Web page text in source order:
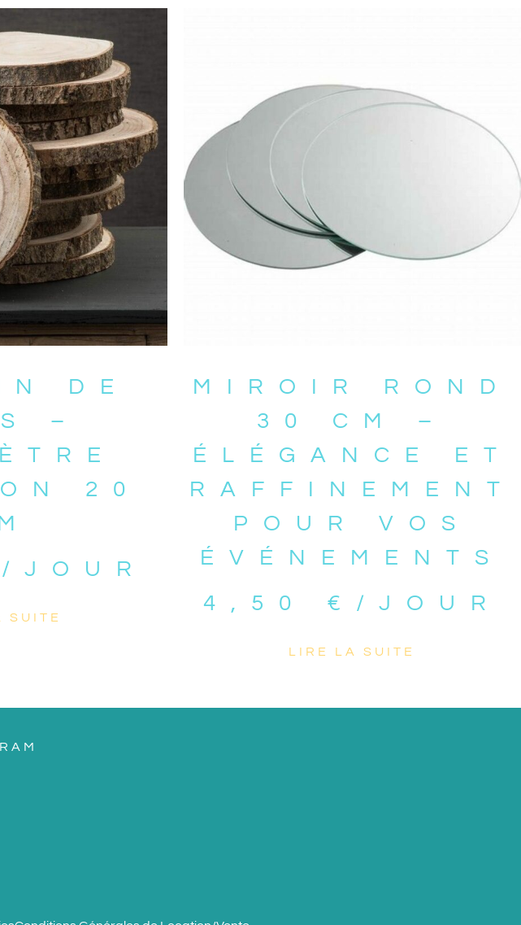
DE
–
20
/JOUR
SUITE
MIROIR ROND
30 CM –
ÉLÉGANCE ET
RAFFINEMENT
POUR VOS
ÉVÉNEMENTS
4,50 € /JOUR
LIRE LA SUITE